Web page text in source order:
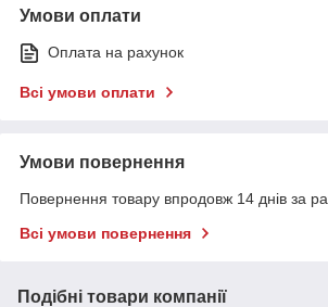
Умови оплати
Оплата на рахунок
Всі умови оплати
Умови повернення
Повернення товару впродовж 14 днів за
Всі умови повернення
Подібні товари компанії